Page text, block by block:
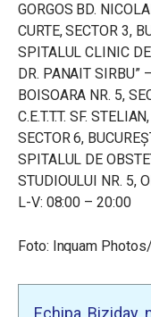
GORGOS BD.
CURTE, SECTOR 3,
SPITALUL CLINIC
DR. PANAIT SIRBU”
BOISOARA NR. 5,
C.E.T.T.T. SF.
SECTOR 6,
SPITALUL DE
STUDIOULUI NR. 5,
L-V: 08:00 – 20:00
Foto: Inquam
Echipa Biziday